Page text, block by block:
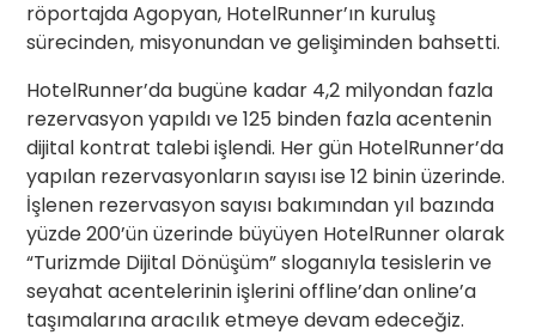
röportajda Agopyan, HotelRunner’ın kuruluş
sürecinden, misyonundan ve gelişiminden bahsetti.
HotelRunner’da bugüne kadar 4,2 milyondan fazla
rezervasyon yapıldı ve 125 binden fazla acentenin
dijital kontrat talebi işlendi. Her gün HotelRunner’da
yapılan rezervasyonların sayısı ise 12 binin üzerinde.
İşlenen rezervasyon sayısı bakımından yıl bazında
yüzde 200’ün üzerinde büyüyen HotelRunner olarak
“Turizmde Dijital Dönüşüm” sloganıyla tesislerin ve
seyahat acentelerinin işlerini offline’dan online’a
taşımalarına aracılık etmeye devam edeceğiz.